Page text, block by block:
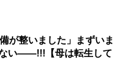
が整いました」まずいま
い――!!!【母は転生して